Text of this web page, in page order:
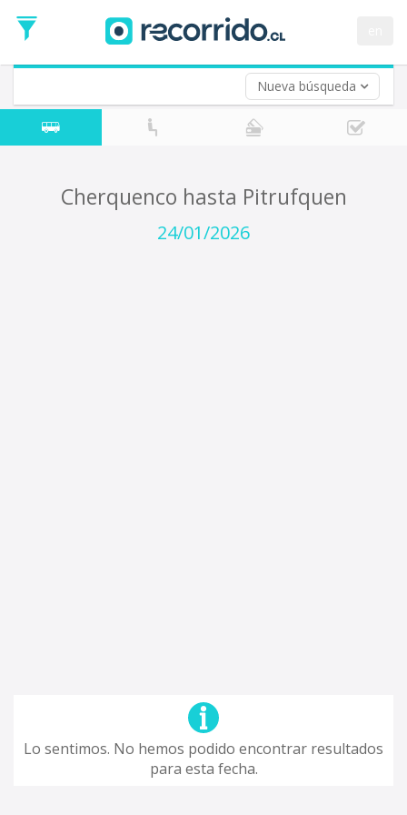
Nueva búsqueda
de
Ida
Vuelta (opcional)
Fecha
de
Cherquenco hasta Pitrufquen
24/01/2026
Lo sentimos. No hemos podido encontrar resultados
para esta fecha.